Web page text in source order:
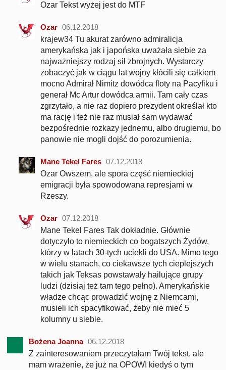
Ozar Tekst wyżej jest do MTF
Ozar 06.12.2018
krajew34 Tu akurat zarówno admiralicja
amerykańska jak i japońska uważała siebie za
najważniejszy rodzaj sił zbrojnych. Wystarczy
zobaczyć jak w ciągu lat wojny kłócili się całkiem
mocno Admirał Nimitz dowódca floty na Pacyfiku i
generał Mc Artur dowódca armii. Tam cały czas
zgrzytało, a nie raz dopiero prezydent określał kto
ma rację i też nie raz musiał sam wydawać
bezpośrednie rozkazy jednemu, albo drugiemu, bo
panowie nie mogli dojść do porozumienia.
Mane Tekel Fares 07.12.2018
Ozar Owszem, ale spora część niemieckiej
emigracji była spowodowana represjami w
Rzeszy.
Ozar 07.12.2018
Mane Tekel Fares Tak dokładnie. Głównie
dotyczyło to niemieckich co bogatszych Żydów,
którzy w latach 30-tych uciekli do USA. Mimo tego
w wielu stanach, co ciekawsze tych cieplejszych
takich jak Teksas powstawały hailujące grupy
ludzi (dzisiaj też tam tego pełno). Amerykańskie
władze chcąc prowadzić wojnę z Niemcami,
musieli ich spacyfikować, żeby nie mieć 5
kolumny u siebie.
Bożena Joanna 06.12.2018
Z zainteresowaniem przeczytałam Twój tekst, ale
mam wrażenie, że już na OPOWI kiedyś o tym